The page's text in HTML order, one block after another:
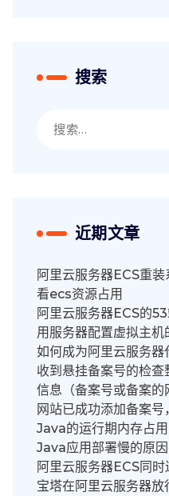
搜索
索：
近期文章
阿里云服务器ECS重
看ecs资源占用
阿里云服务器ECS的
用服务器配置虚拟主机
如何成为阿里云服务器
收到悬挂备案号的检
信息（备案号或备案的
网站已成功添加备案号
Java的运行期内存占用
Java应用部署慢的原因
阿里云服务器ECS同
宝塔在阿里云服务器